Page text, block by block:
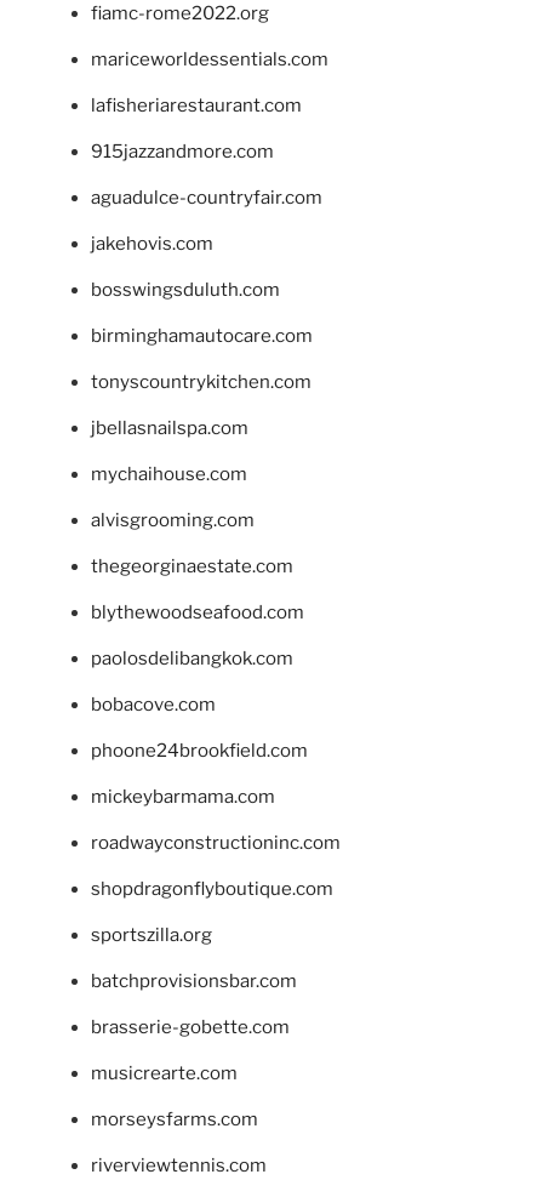
fiamc-rome2022.org
mariceworldessentials.com
lafisheriarestaurant.com
915jazzandmore.com
aguadulce-countryfair.com
jakehovis.com
bosswingsduluth.com
birminghamautocare.com
tonyscountrykitchen.com
jbellasnailspa.com
mychaihouse.com
alvisgrooming.com
thegeorginaestate.com
blythewoodseafood.com
paolosdelibangkok.com
bobacove.com
phoone24brookfield.com
mickeybarmama.com
roadwayconstructioninc.com
shopdragonflyboutique.com
sportszilla.org
batchprovisionsbar.com
brasserie-gobette.com
musicrearte.com
morseysfarms.com
riverviewtennis.com